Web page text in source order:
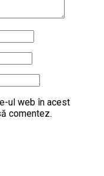
ul web în acest
comentez.